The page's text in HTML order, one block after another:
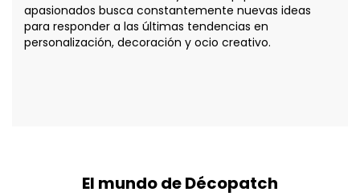
apasionados busca constantemente nuevas ideas
para responder a las últimas tendencias en
personalización, decoración y ocio creativo.
El mundo de Décopatch